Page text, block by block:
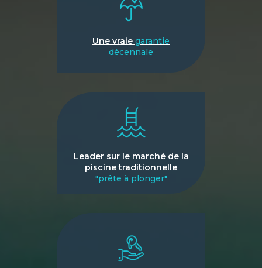
Une vraie garantie
décennale
Leader sur le marché de la
piscine traditionnelle
"prête à plonger"